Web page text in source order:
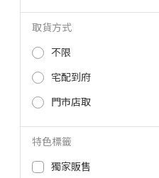
取貨方式
不限
宅配到府
門市店取
特色標籤
獨家販售